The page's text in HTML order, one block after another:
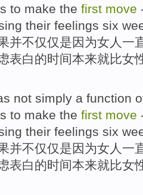
to make the first move
their feelings six
并不仅仅是因为女人 一
表白的时间本来就比女
not simply a function
to make the first move
their feelings six
并不仅仅是因为女人 一
表白的时间本来就比女